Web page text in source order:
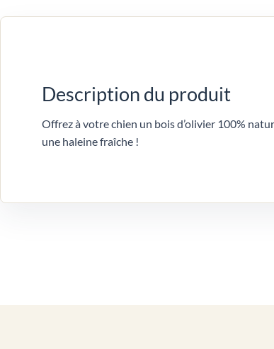
Description du produit
Offrez à votre chien un bois d’olivier 100%
une haleine fraîche !